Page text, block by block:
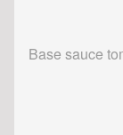
Base sauce